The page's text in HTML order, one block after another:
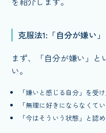
克服法1:「自分が嫌い
まず、「自分が嫌い」と
い。
「嫌いと感じる自分」を受
「無理に好きにならなくてい
「今はそういう状態」と認